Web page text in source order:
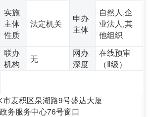
实施
主体
性质
法定机关
申办
主体
自然人,企
业法人,其
他组织
联办
机构
无
网办
深度
在线预审
（Ⅱ级）
市麦积区泉湖路9号盛达大厦
务服务中心76号窗口